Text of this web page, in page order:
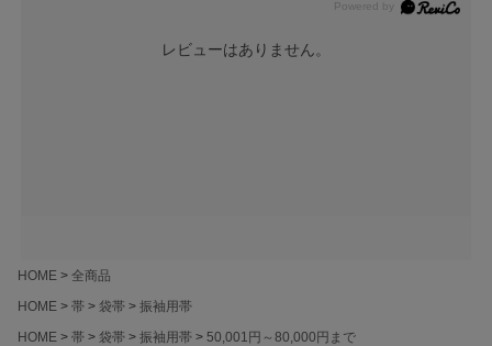
レビューはありません。
HOME
全商品
HOME
帯 袋帯
振袖用帯
HOME
帯 袋帯 振袖用帯
50,001円～80,000円まで